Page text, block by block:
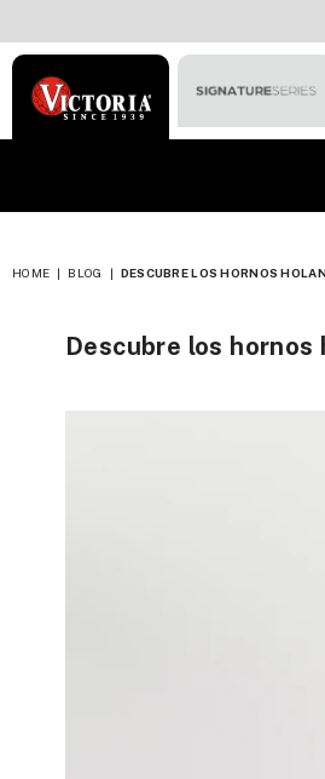
VICTORIA
HOME | BLOG | DESCUBRE LOS HORNOS
Descubre los